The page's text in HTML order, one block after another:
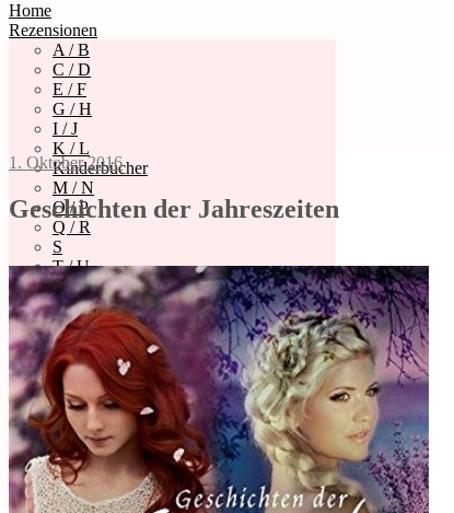
Home
Rezensionen
A / B
C / D
E / F
G / H
I / J
K / L
Kinderbücher
M / N
O / P
Q / R
S
T / U
V – Z
Challenge
2019
Carlsen Challenge 2019
Kunterbunter Bücherwahn 2019
2018
Carlsen
Impress
LYX
Verlage
Über Mich
Cookie-Richtlinie (EU)
1. Oktober 2016
Geschichten der Jahreszeiten